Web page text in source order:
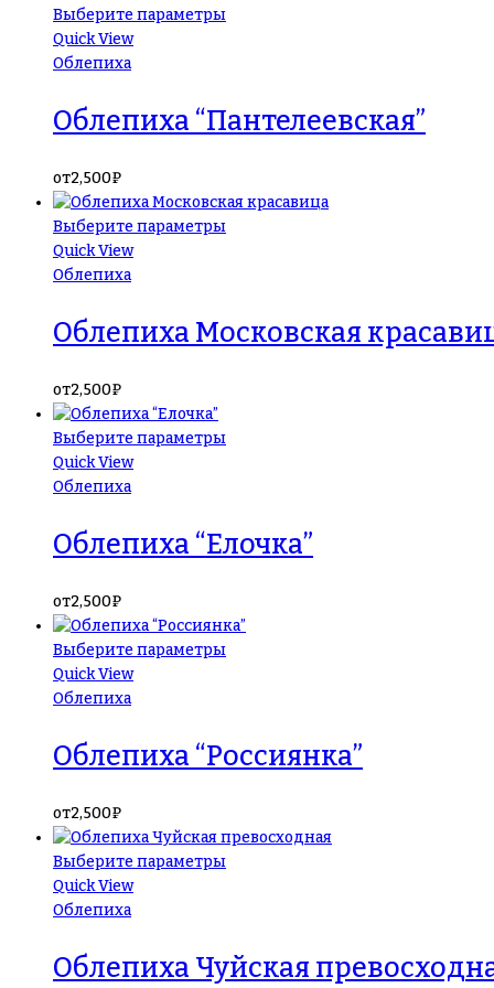
Выберите параметры
Quick View
Облепиха
Облепиха “Пантелеевская”
от2,500₽
Выберите параметры
Quick View
Облепиха
Облепиха Московская
от2,500₽
Выберите параметры
Quick View
Облепиха
Облепиха “Елочка”
от2,500₽
Выберите параметры
Quick View
Облепиха
Облепиха “Россиянка”
от2,500₽
Выберите параметры
Quick View
Облепиха
Облепиха Чуйская